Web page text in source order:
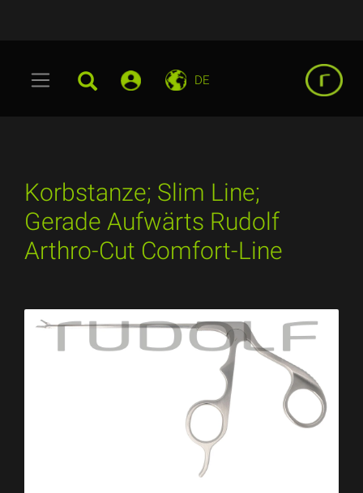
DE
Korbstanze; Slim Line;
Gerade Aufwärts Rudolf
Arthro-Cut Comfort-Line